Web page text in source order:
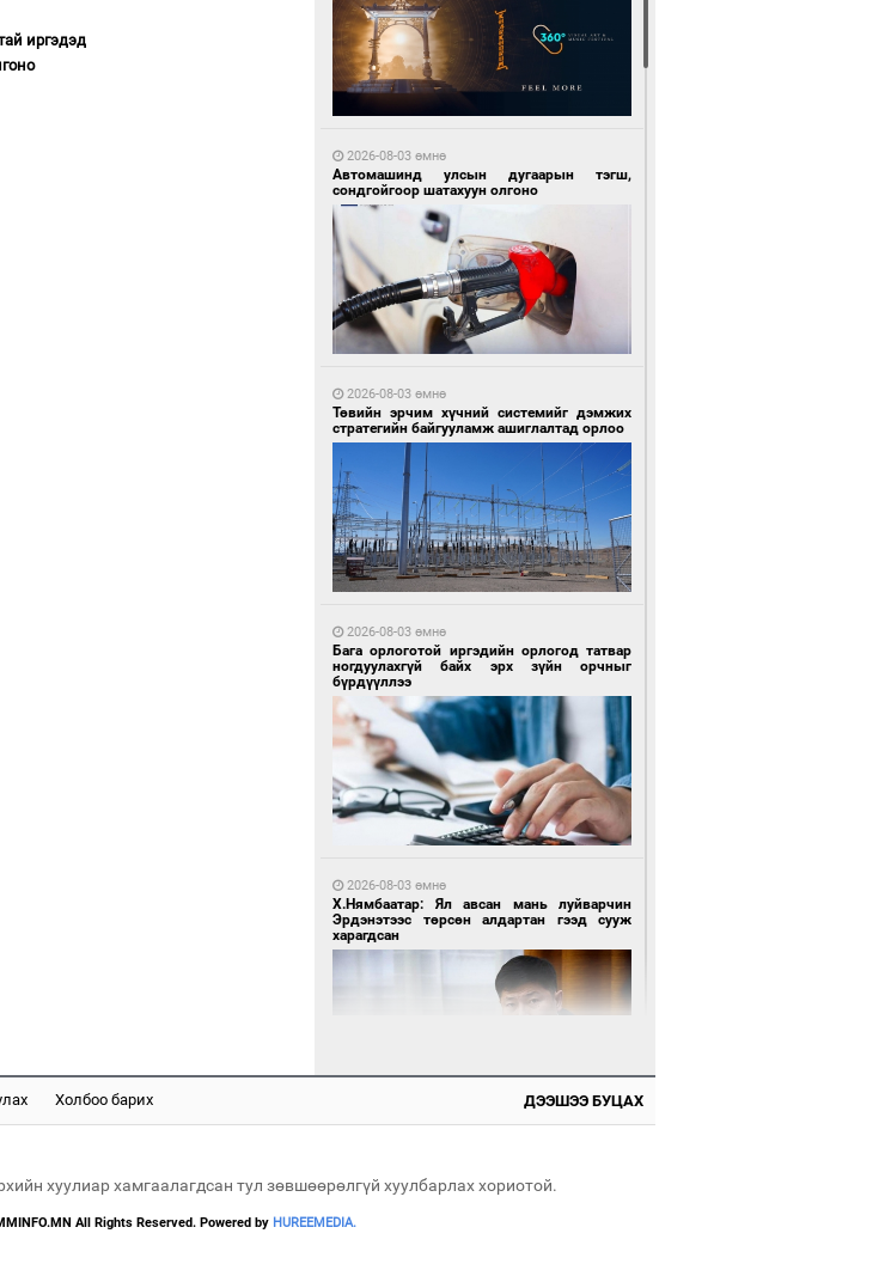
иргэдэд
5 цагийн өмнө өмнө
Өнөөдөр сондгой тоогоор төгссөн улсын
дугаартай автомашинтай иргэдэд шатахуун
олгоно
5 цагийн өмнө өмнө
УИХ-ын дарга С.Бямбацогт Сутай хайрхны
тэнгэрийг тахих тахилгад оролцлоо
5 цагийн өмнө өмнө
Зургаан цагаан мэнгэтэй харагчин үхэр
өдөр
5 цагийн өмнө өмнө
Бороо орохгүй, өдөртөө 28-30 хэм дулаан
байна
2026-08-03 өмнө
Автомашинд улсын дугаарын тэгш,
сондгойгоор шатахуун олгоно
2026-08-03 өмнө
Төвийн эрчим хүчний системийг дэмжих
стратегийн байгууламж ашиглалтад орлоо
2026-08-03 өмнө
Бага орлоготой иргэдийн орлогод татвар
ногдуулахгүй байх эрх зүйн орчныг
бүрдүүллээ
2026-08-03 өмнө
Х.Нямбаатар: Ял авсан мань луйварчин
Эрдэнэтээс төрсөн алдартан гээд сууж
харагдсан
Холбоо барих ДЭЭШЭЭ БУЦАХ
хуулиар хамгаалагдсан тул зөвшөөрөлгүй хуулбарлах хориотой.
All Rights Reserved. Powered by HUREEMEDIA.